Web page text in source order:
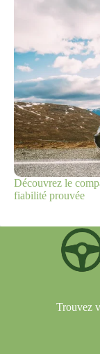
Découvrez le
fiabilité prouvée
Trouvez